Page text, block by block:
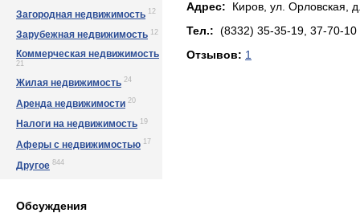
Загородная недвижимость 12
Зарубежная недвижимость 12
Коммерческая недвижимость
21
Жилая недвижимость 24
Аренда недвижимости 20
Налоги на недвижимость 19
Аферы с недвижимостью 17
Другое 844
Обсуждения
Адрес: Киров, yл. Оpлoвcкaя,
Тел.: (8332) 35-35-19, 37-70-10
Отзывов: 1